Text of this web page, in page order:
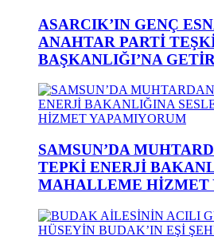
ASARCIK’IN GENÇ
ANAHTAR PARTİ
BAŞKANLIĞI’NA
SAMSUN’DA
TEPKİ ENERJİ
MAHALLEME HİZMET